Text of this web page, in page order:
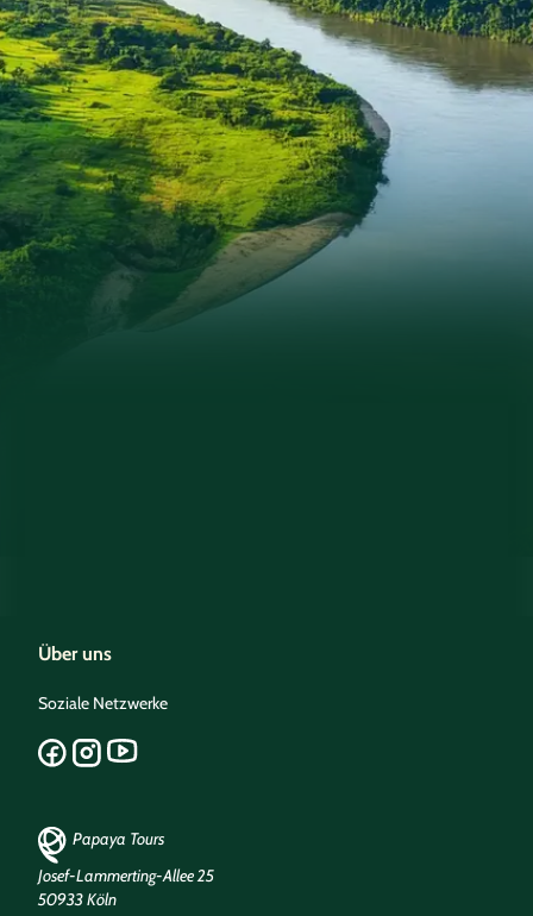
Über uns
Soziale Netzwerke
Papaya Tours
Josef-Lammerting-Allee 25
50933 Köln